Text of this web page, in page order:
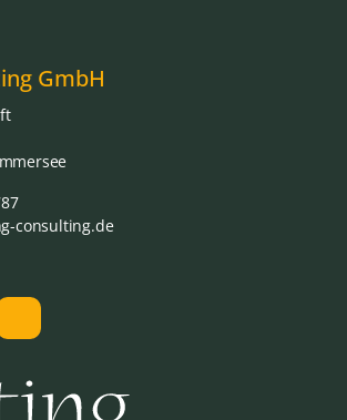
GmbH
consulting.de